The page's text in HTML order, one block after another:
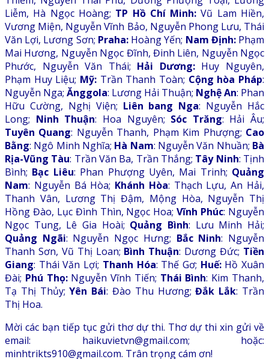
Liễm, Hà Ngọc Hoàng; TP Hồ Chí Minh: Vũ Lam Hiền,
Vương Miện, Nguyễn Vĩnh Bảo, Nguyễn Phong Lưu, Thái
Văn Lợi, Lương Sơn; Praha:Hoàng Yến; Nam Định:Phạm
Mai Hương, Nguyễn Ngọc Đĩnh, Đinh Liên, Nguyễn Ngọc
Phước, Nguyễn Văn Thái; Hải Dương:Huy Nguyên,
Phạm Huy Liệu; Mỹ: Trần Thanh Toàn; Cộng hòa Pháp:
Nguyễn Nga; Ănggola: Lương Hải Thuận; Nghệ An: Phan
Hữu Cường, Nghị Viện; Liên bang Nga: Nguyễn Hắc
Long; Ninh Thuận: Hoa Nguyên; Sóc Trăng: Hải Âu;
Tuyên Quang: Nguyễn Thanh, Phạm Kim Phượng; Cao
Bằng: Ngô Minh Nghĩa; Hà Nam: Nguyễn Văn Nhuần; Bà
Rịa-Vũng Tàu: Trần Văn Ba, Trần Thắng; Tây Ninh: Tịnh
Bình; Bạc Liêu: Phan Phượng Uyên, Mai Trinh; Quảng
Nam: Nguyễn Bá Hòa; Khánh Hòa: Thạch Lựu, An Hải,
Thanh Vân, Lương Thị Đậm, Mộng Hòa, Nguyễn Thị
Hồng Đào, Lục Đình Thìn, Ngọc Hoa;Vĩnh Phúc: Nguyễn
Ngọc Tung, Lê Gia Hoài; Quảng Bình: Lưu Minh Hải;
Quảng Ngãi: Nguyễn Ngọc Hưng; Bắc Ninh: Nguyễn
Thanh Sơn, Vũ Thị Loan; Bình Thuận: Dương Đức; Tiền
Giang: Thái Văn Lợi; Thanh Hóa: Thế Gơ; Huế:Hồ Xuân
Đài; Phú Thọ:Nguyễn Vĩnh Tiến; Thái Bình: Kim Thanh,
Tạ Thị Thủy;Yên Bái: Đào Thu Hương;Đắk Lắk: Trần
Thị Hoa.
Mời các bạn tiếp tục gửi thơ dự thi. Thơ dự thi xin gửi về
email: haikuvietvn@gmail.com; hoặc:
minhtrikts910@gmail.com. Trân trọng cám ơn!